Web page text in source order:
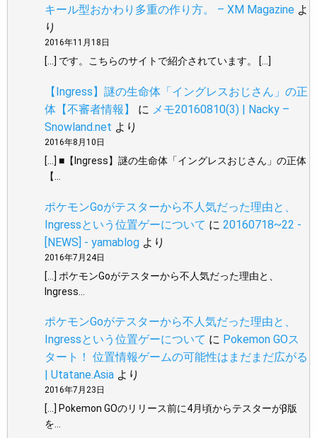
キール型おかわり多重の作り方。 – XM Magazine よ
り
2016年11月18日
[…] です。こちらのサイトで紹介されています。 […]
【Ingress】謎の生命体「イングレスおじさん」の正
体【不審者情報】
に メモ20160810(3) | Nacky –
Snowland.net より
2016年8月10日
[…] ■【Ingress】謎の生命体「イングレスおじさん」の正体
【…
ポケモンGoがテスターから不人気だった理由と、
Ingressという位置ゲーについて に 20160718~22 -
[NEWS] - yamablog より
2016年7月24日
[…] ポケモンGoがテスターから不人気だった理由と、
Ingress…
ポケモンGoがテスターから不人気だった理由と、
Ingressという位置ゲーについて に Pokemon GOス
タート！ 位置情報ゲームの可能性はまだまだ広がる
| Utatane.Asia より
2016年7月23日
[…] Pokemon GOのリリース前に4月頃からテスターがβ版
を…